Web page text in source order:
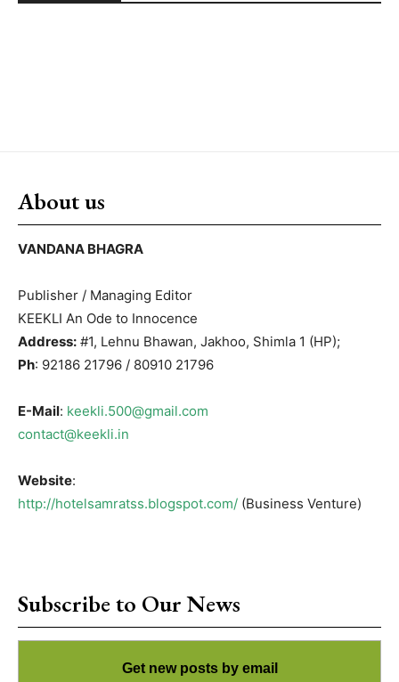
About us
VANDANA BHAGRA
Publisher / Managing Editor
KEEKLI An Ode to Innocence
Address: #1, Lehnu Bhawan, Jakhoo, Shimla 1 (HP);
Ph: 92186 21796 / 80910 21796
E-Mail: keekli.500@gmail.com
contact@keekli.in
Website:
http://hotelsamratss.blogspot.com/ (Business Venture)
Subscribe to Our News
Get new posts by email